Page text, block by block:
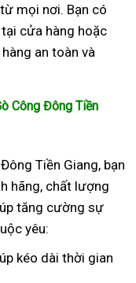
mọi nơi. Bạn có
cửa hàng hoặc
an toàn và
Công Đông Tiền
Tiền Giang, bạn
hãng, chất lượng
tăng cường sự
yêu:
kéo dài thời gian